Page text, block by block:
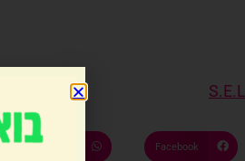
Facebook
WhatsApp